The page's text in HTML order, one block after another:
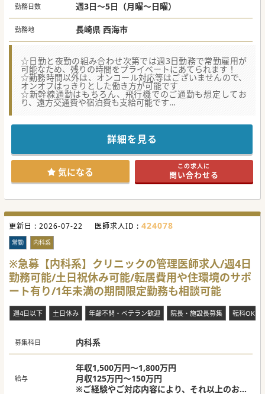
勤務日数 週3日～5日（月曜～日曜）
勤務地 長崎県 西海市
☆日勤と夜勤の組み合わせ次第では週3日勤務で常勤雇用が
可能なため、残りの時間をプライベートにあてられます！
☆勤務時間以外は、オンコール対応等はございませんので、
オンオフはっきりとした働き方が可能です
☆新幹線通勤はもちろん、飛行機でのご通勤も想定してお
り、遠方交通費や宿泊費も支給可能です
救急クリニックを国内外に展開している法人でございます。
新たに西海市にクリニックを開設することになり、医師の募
救急を標榜するクリニックですが、救急車は夜間帯含めて1
日1台程度と落ち着いています。
外来診療がメインで、稀に小児、簡単な外科的対応が発生し
地域医療を支える重要な医療機関であると同時に、働くスタ
コンプライアンス遵守の意識も高い法人です。
公私ともに充実させられる求人と思いますので、少しでもご
興味がございましたら、
お気軽にお問合せください。
#秋入職可
詳細を見る
気になる この求人に
問い合わせる
更新日 : 2026-07-22 医師求人ID : 424078
常勤 内科系
※急募【内科系】クリニックの管理医師求人/週4日
勤務可能/土日祝休み可能/転居費用や住環境のサポ
ート有り/1年未満の期間限定勤務も相談可能
週4日以下 土日休み 年齢不問・ベテラン歓迎 院長・施設長募集 転科OK
募集科目 内科系
給与
年収1,500万円～1,800万円
月収125万円～150万円
※ご経験やご対応内容により、それ以上のお